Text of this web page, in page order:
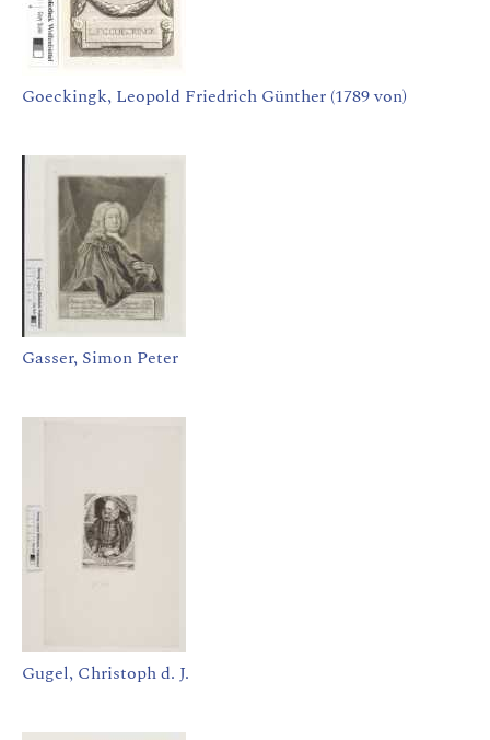
Goeckingk, Leopold Friedrich Günther (1789 von)
Gasser, Simon Peter
Gugel, Christoph d. J.